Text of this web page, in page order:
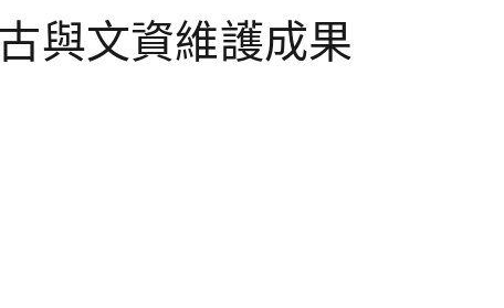
與文資維護成果